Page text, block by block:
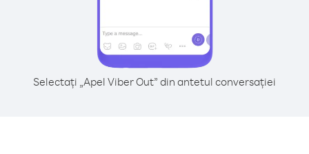
Selectați „Apel Viber Out” din antetul conversației